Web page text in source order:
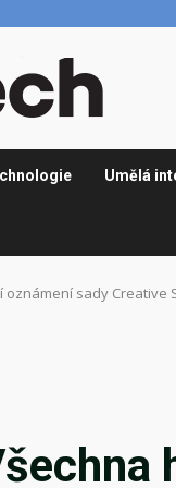
Umělá
oznámení sady Creative